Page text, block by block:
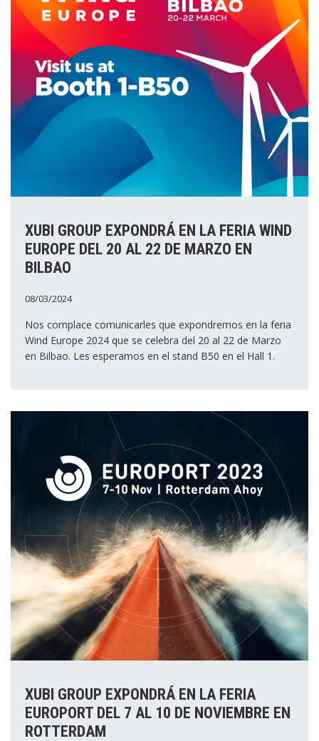
XUBI GROUP EXPONDRÁ EN LA FERIA WIND
EUROPE DEL 20 AL 22 DE MARZO EN
BILBAO
08/03/2024
Nos complace comunicarles que expondremos en la feria
Wind Europe 2024 que se celebra del 20 al 22 de Marzo
en Bilbao. Les esperamos en el stand B50 en el Hall 1.
XUBI GROUP EXPONDRÁ EN LA FERIA
EUROPORT DEL 7 AL 10 DE NOVIEMBRE EN
ROTTERDAM